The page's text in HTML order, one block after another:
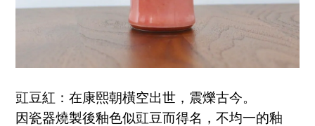
豇豆紅：在康熙朝橫空出世，震爍古今。
因瓷器燒製後釉色似豇豆而得名，不均一的釉